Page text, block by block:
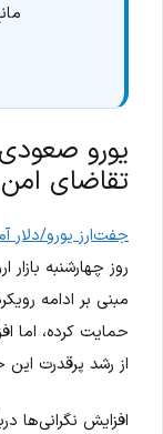
یورو صعودی
تقاضای
جفت‌ارز یورو/دلار
حمایت کرده، اما
از رشد پرقدرت
افزایش نگرانی‌ها